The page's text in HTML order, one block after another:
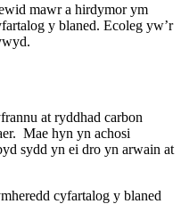
mawr a hirdymor ym
y blaned. Ecoleg yw’r
at ryddhad carbon
Mae hyn yn achosi
sydd yn ei dro yn arwain at
cyfartalog y blaned